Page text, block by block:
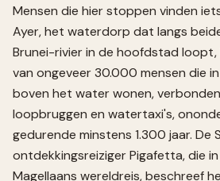
Mensen die hier stoppen vinden
Ayer, het waterdorp dat langs
Brunei-rivier in de hoofdstad loopt,
van ongeveer 30.000 mensen die in
boven het water wonen,
loopbruggen en watertaxi's,
gedurende minstens 1.300 jaar. De
ontdekkingsreiziger Pigafetta, die in
Magellaans wereldreis, beschreef